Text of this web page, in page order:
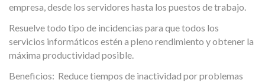
empresa, desde los servidores hasta los puestos de trabajo.
Resuelve todo tipo de incidencias para que todos los
servicios informáticos estén a pleno rendimiento y obtener la
máxima productividad posible.
Beneficios: Reduce tiempos de inactividad por problemas